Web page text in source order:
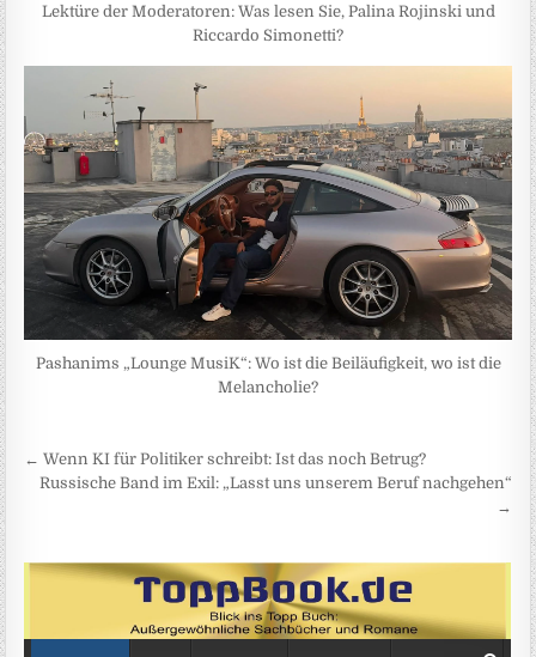
Lektüre der Moderatoren: Was lesen Sie, Palina Rojinski und
Riccardo Simonetti?
Pashanims „Lounge MusiK“: Wo ist die Beiläufigkeit, wo ist die
Melancholie?
Beitragsnavigation
← Wenn KI für Politiker schreibt: Ist das noch Betrug?
Russische Band im Exil: „Lasst uns unserem Beruf nachgehen“
→